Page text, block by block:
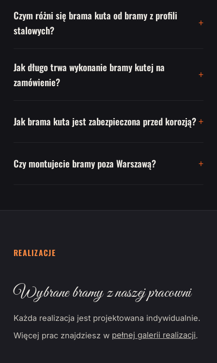
Czym różni się brama kuta od bramy z profili
stalowych?
Jak długo trwa wykonanie bramy kutej na
zamówienie?
Jak brama kuta jest zabezpieczona przed korozją?
Czy montujecie bramy poza Warszawą?
REALIZACJE
Wybrane bramy z naszej pracowni
Każda realizacja jest projektowana indywidualnie.
Więcej prac znajdziesz w pełnej galerii realizacji.